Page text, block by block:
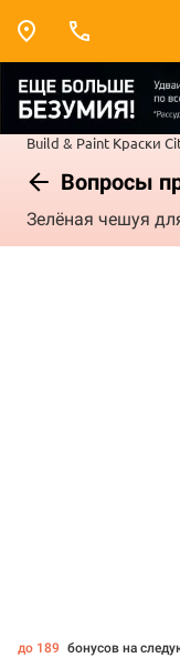
Build & Paint Краски
Вопросы
Зелёная чешуя
до 189 бонусов на